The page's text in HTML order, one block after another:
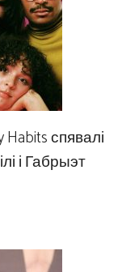
спявалі
і Габрыэт